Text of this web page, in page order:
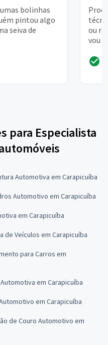
bolinhas
pintou algo
seiva de
ou
vou
para Especialista
Automotiva em Carapicuíba
Automotivo em Carapicuíba
em Carapicuíba
de Veículos em Carapicuíba
para Carros em
em Carapicuíba
em Carapicuíba
de Couro Automotivo em